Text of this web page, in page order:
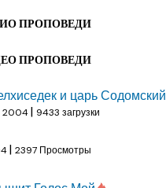
ПРОПОВЕДИ
ПРОПОВЕДИ
и царь Содомский
2004 | 9433 загрузки
|2397 Просмотры